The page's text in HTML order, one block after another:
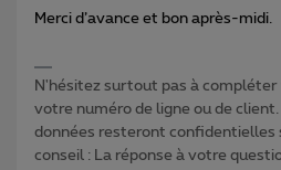
Merci d’avance et bon après-midi.
N'hésitez surtout pas à
votre numéro de ligne ou de
données resteront confidentielles
conseil : La réponse à votre